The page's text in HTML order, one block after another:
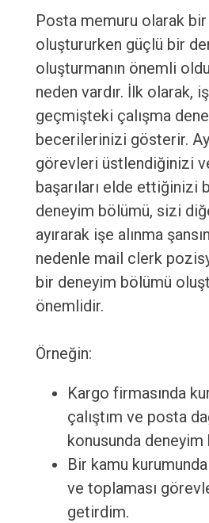
Posta memuru olarak
oluştururken güçlü bir
oluşturmanın önemli
neden vardır. İlk olarak,
geçmişteki çalışma
becerilerinizi gösterir.
görevleri üstlendiğinizi
başarıları elde ettiğinizi
deneyim bölümü, sizi
ayırarak işe alınma
nedenle mail clerk
bir deneyim bölümü
önemlidir.
Örneğin:
Kargo firmasında
çalıştım ve posta
konusunda deneyim
Bir kamu kurumunda
ve toplaması
getirdim.